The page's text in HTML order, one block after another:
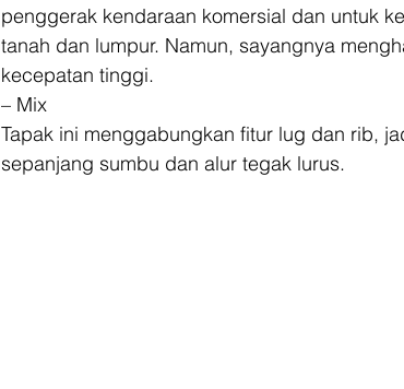
penggerak kendaraan komersial dan untuk
tanah dan lumpur. Namun, sayangnya
kecepatan tinggi.
– Mix
Tapak ini menggabungkan fitur lug dan rib,
sepanjang sumbu dan alur tegak lurus.